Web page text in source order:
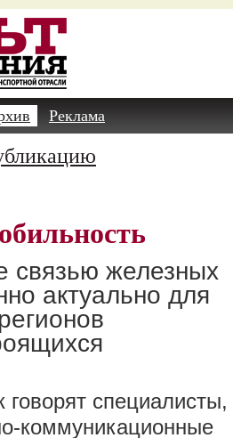
Реклама
связью железных
актуально для
говорят специалисты,
коммуникационные